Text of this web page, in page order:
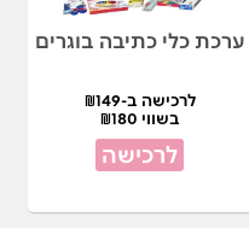
ערכת כלי כתיבה בוגרים
לרכישה ב-₪149
בשווי ₪180
לרכישה